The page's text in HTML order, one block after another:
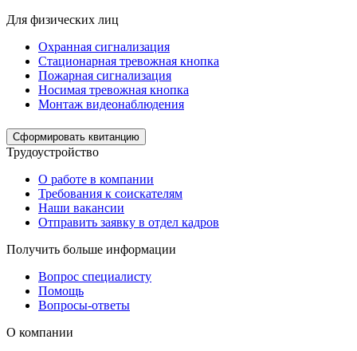
Для физических лиц
Охранная сигнализация
Стационарная тревожная кнопка
Пожарная сигнализация
Носимая тревожная кнопка
Монтаж видеонаблюдения
Сформировать квитанцию
Трудоустройство
О работе в компании
Требования к соискателям
Наши вакансии
Отправить заявку в отдел кадров
Получить больше информации
Вопрос специалисту
Помощь
Вопросы-ответы
О компании